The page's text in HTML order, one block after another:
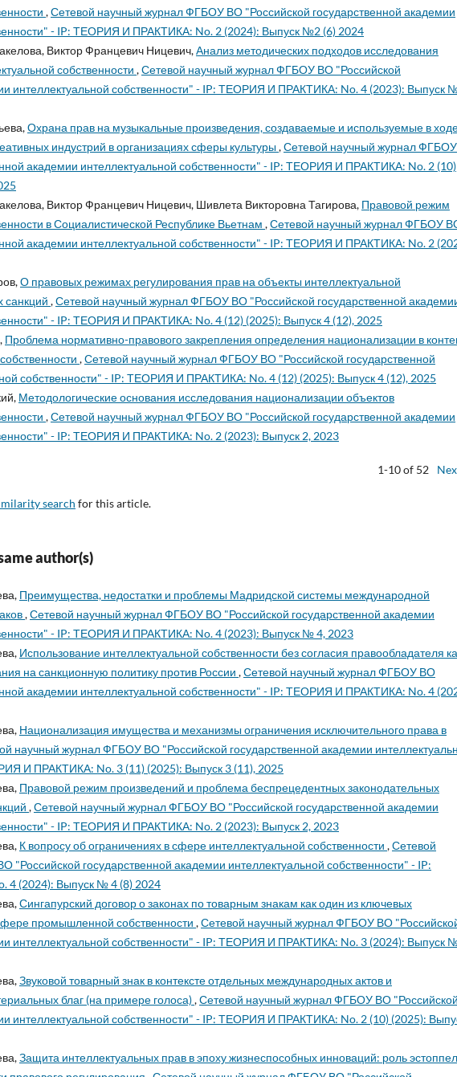
,Сетевой научный журнал ФГБОУ ВО "Российской государственной академии
- IP: ТЕОРИЯ И ПРАКТИКА: No. 2 (2024): Выпуск №2 (6) 2024
Виктор Францевич Ницевич,Анализ методических подходов исследования
собственности ,Сетевой научный журнал ФГБОУ ВО "Российской
интеллектуальной собственности" - IP: ТЕОРИЯ И ПРАКТИКА: No. 4 (2023): Выпуск
Охрана прав на музыкальные произведения, создаваемые и используемые в
индустрий в организациях сферы культуры,Сетевой научный журнал
академии интеллектуальной собственности" - IP: ТЕОРИЯ И ПРАКТИКА: No. 2 (10)
Виктор Францевич Ницевич, Шивлета Викторовна Тагирова, Правовой режим
в Социалистической Республике Вьетнам ,Сетевой научный журнал ФГБОУ
академии интеллектуальной собственности" - IP: ТЕОРИЯ И ПРАКТИКА: No. 2
О правовых режимах регулирования прав на объекты интеллектуальной
санкций ,Сетевой научный журнал ФГБОУ ВО "Российской государственной
- IP: ТЕОРИЯ И ПРАКТИКА: No. 4 (12) (2025): Выпуск 4 (12), 2025
Проблема нормативно-правового закрепления определения национализации в
,Сетевой научный журнал ФГБОУ ВО "Российской государственной
собственности" - IP: ТЕОРИЯ И ПРАКТИКА: No. 4 (12) (2025): Выпуск 4 (12), 2025
Методологические основания исследования национализации объектов
,Сетевой научный журнал ФГБОУ ВО "Российской государственной академии
- IP: ТЕОРИЯ И ПРАКТИКА: No. 2 (2023): Выпуск 2, 2023
1-10 of 52
search for this article.
author(s)
Преимущества, недостатки и проблемы Мадридской системы международной
,Сетевой научный журнал ФГБОУ ВО "Российской государственной академии
- IP: ТЕОРИЯ И ПРАКТИКА: No. 4 (2023): Выпуск № 4, 2023
Использование интеллектуальной собственности без согласия правообладателя
на санкционную политику против России ,Сетевой научный журнал ФГБОУ ВО
академии интеллектуальной собственности" - IP: ТЕОРИЯ И ПРАКТИКА: No. 4
Национализация имущества и механизмы ограничения исключительного права в
научный журнал ФГБОУ ВО "Российской государственной академии
И ПРАКТИКА: No. 3 (11) (2025): Выпуск 3 (11), 2025
Правовой режим произведений и проблема беспрецедентных законодательных
,Сетевой научный журнал ФГБОУ ВО "Российской государственной академии
- IP: ТЕОРИЯ И ПРАКТИКА: No. 2 (2023): Выпуск 2, 2023
К вопросу об ограничениях в сфере интеллектуальной собственности ,Сетевой
государственной академии интеллектуальной собственности" - IP:
(2024): Выпуск № 4 (8) 2024
Сингапурский договор о законах по товарным знакам как один из ключевых
промышленной собственности ,Сетевой научный журнал ФГБОУ ВО
интеллектуальной собственности" - IP: ТЕОРИЯ И ПРАКТИКА: No. 3 (2024): Выпуск
Звуковой товарный знак в контексте отдельных международных актов и
благ (на примере голоса),Сетевой научный журнал ФГБОУ ВО "Российской
интеллектуальной собственности" - IP: ТЕОРИЯ И ПРАКТИКА: No. 2 (10) (2025):
Защита интеллектуальных прав в эпоху жизнеспособных инноваций: роль